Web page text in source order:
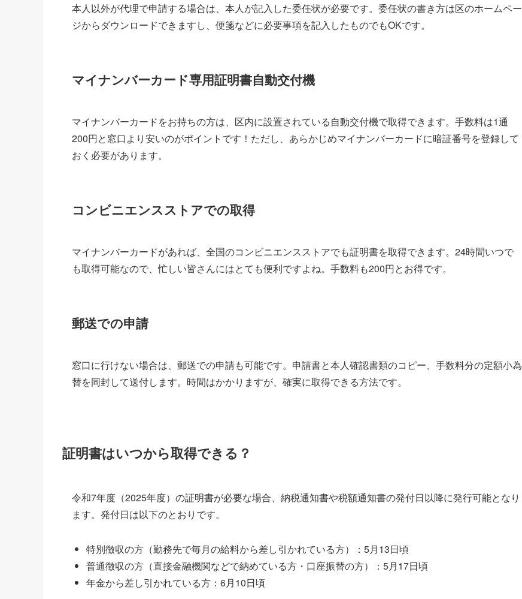
本人以外が代理で申請する場合は、本人が記入した委任状が必要です。委任状の書き方は区のホームペー
ジからダウンロードできますし、便箋などに必要事項を記入したものでもOKです。
マイナンバーカード専用証明書自動交付機
マイナンバーカードをお持ちの方は、区内に設置されている自動交付機で取得できます。手数料は1通
200円と窓口より安いのがポイントです！ただし、あらかじめマイナンバーカードに暗証番号を登録して
おく必要があります。
コンビニエンスストアでの取得
マイナンバーカードがあれば、全国のコンビニエンスストアでも証明書を取得できます。24時間いつで
も取得可能なので、忙しい皆さんにはとても便利ですよね。手数料も200円とお得です。
郵送での申請
窓口に行けない場合は、郵送での申請も可能です。申請書と本人確認書類のコピー、手数料分の定額小為
替を同封して送付します。時間はかかりますが、確実に取得できる方法です。
証明書はいつから取得できる？
令和7年度（2025年度）の証明書が必要な場合、納税通知書や税額通知書の発付日以降に発行可能となり
ます。発付日は以下のとおりです。
特別徴収の方（勤務先で毎月の給料から差し引かれている方）：5月13日頃
普通徴収の方（直接金融機関などで納めている方・口座振替の方）：5月17日頃
年金から差し引かれている方：6月10日頃